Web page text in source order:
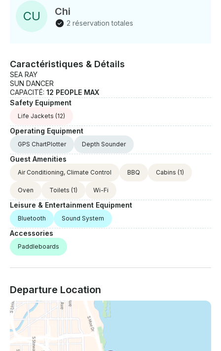
la solution ! Notre passion est de fournir un service
client exceptionnel et de créer des expériences
inoubliables qui dureront toute une vie. Alors montez
CU Chi
2 réservation totales
Caractéristiques & Détails
SEA RAY
SUN DANCER
CAPACITÉ: 12 PEOPLE MAX
Safety Equipment
Life Jackets (12)
Operating Equipment
GPS ChartPlotter Depth Sounder
Guest Amenities
Air Conditioning, Climate Control BBQ Cabins (1)
Oven Toilets (1) Wi-Fi
Leisure & Entertainment Equipment
Bluetooth Sound System
Accessories
Paddleboards
Departure Location